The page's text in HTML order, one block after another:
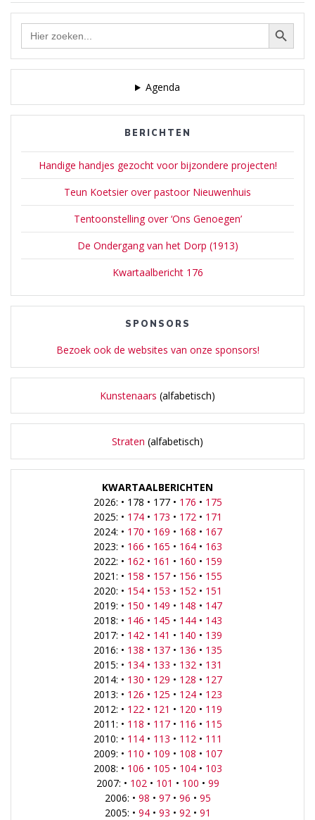
Zoek Zoekknop
Agenda
BERICHTEN
Handige handjes gezocht voor bijzondere projecten!
Teun Koetsier over pastoor Nieuwenhuis
Tentoonstelling over ‘Ons Genoegen’
De Ondergang van het Dorp (1913)
Kwartaalbericht 176
SPONSORS
Bezoek ook de websites van onze sponsors!
Kunstenaars (alfabetisch)
Straten (alfabetisch)
KWARTAALBERICHTEN
2026: • 178 • 177 • 176 • 175
2025: • 174• 173 • 172• 171
2024: • 170 • 169 • 168 • 167
2023: • 166 • 165 • 164• 163
2022: • 162• 161 • 160 • 159
2021: • 158 • 157• 156 • 155
2020: • 154• 153 • 152• 151
2019: • 150 • 149 • 148 • 147
2018: • 146 • 145 • 144• 143
2017: • 142• 141 • 140 • 139
2016: • 138 • 137• 136 • 135
2015: • 134• 133 • 132• 131
2014: • 130 • 129 • 128 • 127
2013: • 126 • 125 • 124• 123
2012: • 122• 121 • 120 • 119
2011: • 118 • 117• 116 • 115
2010: • 114• 113 • 112• 111
2009: • 110 • 109 • 108 • 107
2008: • 106 • 105 • 104• 103
2007: • 102• 101 • 100 • 99
2006: • 98 • 97• 96 • 95
2005: • 94• 93 • 92• 91